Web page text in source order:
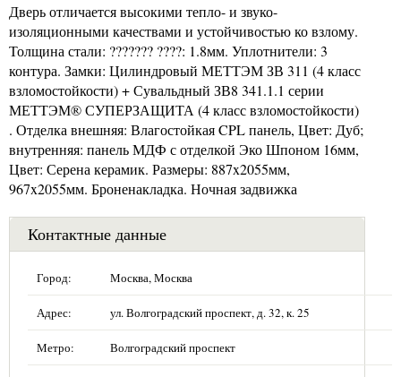
Дверь отличается высокими тепло- и звуко-
изоляционными качествами и устойчивостью ко взлому.
Толщина стали: ??????? ????: 1.8мм. Уплотнители: 3
контура. Замки: Цилиндровый МЕТТЭМ ЗВ 311 (4 класс
взломостойкости) + Сувальдный ЗВ8 341.1.1 серии
МЕТТЭМ® СУПЕРЗАЩИТА (4 класс взломостойкости)
. Отделка внешняя: Влагостойкая CPL панель, Цвет: Дуб;
внутренняя: панель МДФ с отделкой Эко Шпоном 16мм,
Цвет: Серена керамик. Размеры: 887x2055мм,
967x2055мм. Броненакладка. Ночная задвижка
Контактные данные
Город: Москва, Москва
Адрес: ул. Волгоградский проспект, д. 32, к. 25
Метро: Волгоградский проспект